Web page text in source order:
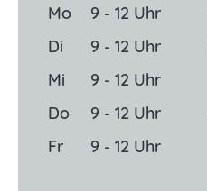
Mo 9 - 12 Uhr
Di
9 - 12 Uhr
Mi
9 - 12 Uhr
Do
9 - 12 Uhr
Fr
9 - 12 Uhr